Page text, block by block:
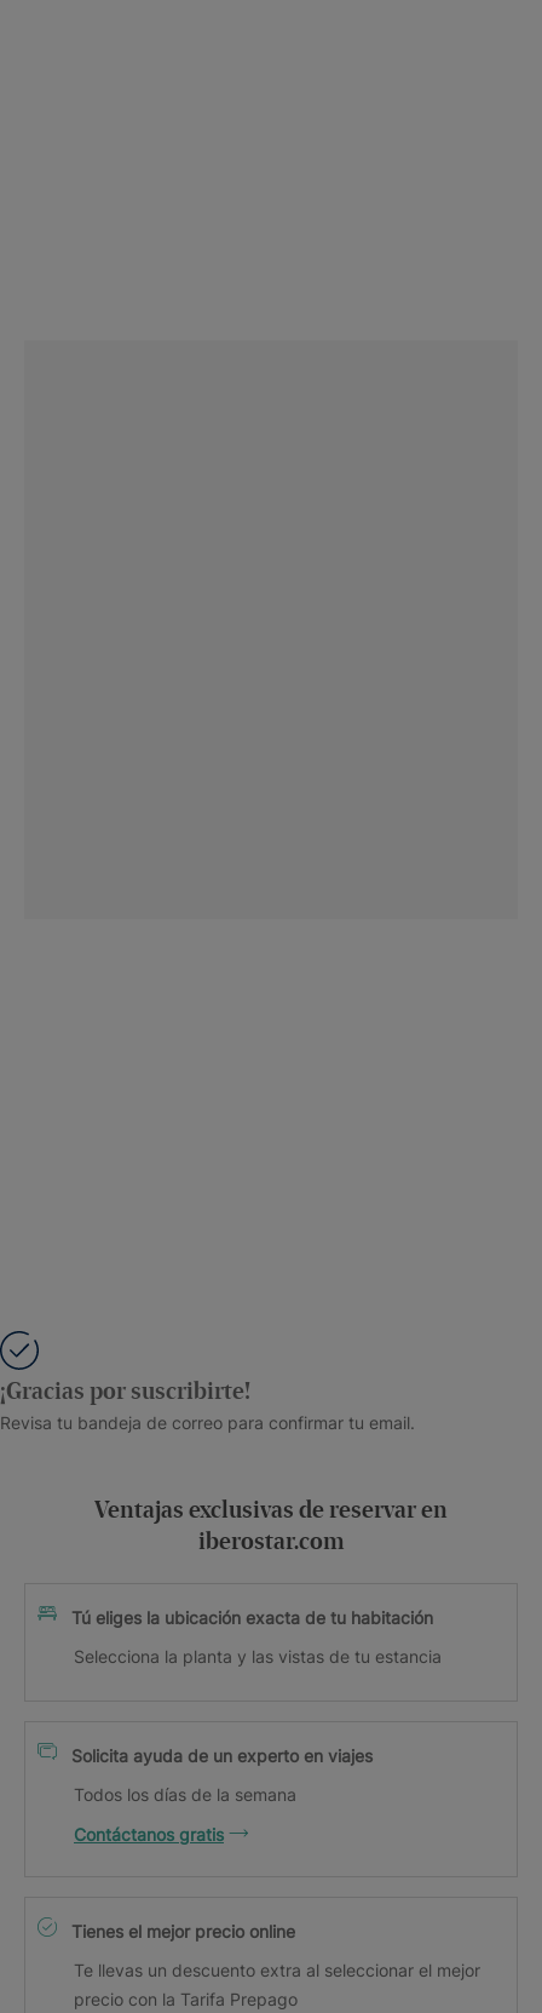
¡Gracias por suscribirte!
Revisa tu bandeja de correo para confirmar tu email.
Ventajas exclusivas de reservar en
iberostar.com
Tú eliges la ubicación exacta de tu habitación
Selecciona la planta y las vistas de tu estancia
Solicita ayuda de un experto en viajes
Todos los días de la semana
Contáctanos gratis
Tienes el mejor precio online
Te llevas un descuento extra al seleccionar el mejor
precio con la Tarifa Prepago